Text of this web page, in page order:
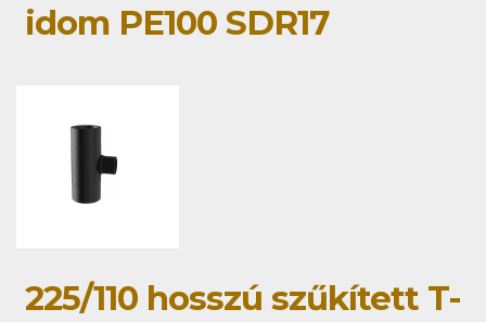
idom PE100 SDR17
225/110 hosszú szűkített T-